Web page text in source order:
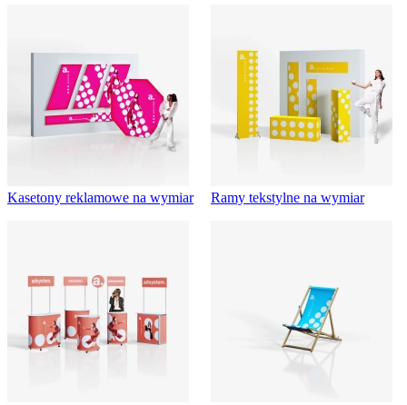
Kasetony reklamowe na wymiar Ramy tekstylne na wymiar